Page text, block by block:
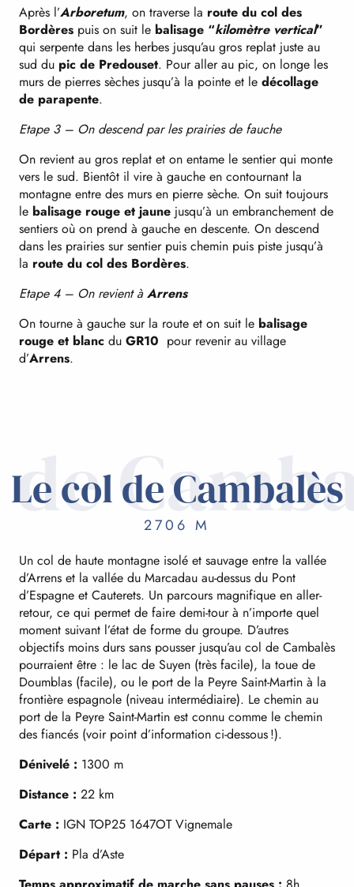
Après l’Arboretum, on traverse la route du col des
Bordères puis on suit le balisage “kilomètre vertical”
qui serpente dans les herbes jusqu’au gros replat juste au
sud du pic de Predouset. Pour aller au pic, on longe les
murs de pierres sèches jusqu’à la pointe et le décollage
de parapente.
Etape 3 – On descend par les prairies de fauche
On revient au gros replat et on entame le sentier qui monte
vers le sud. Bientôt il vire à gauche en contournant la
montagne entre des murs en pierre sèche. On suit toujours
le balisage rouge et jaune jusqu’à un embranchement de
sentiers où on prend à gauche en descente. On descend
dans les prairies sur sentier puis chemin puis piste jusqu’à
la route du col des Bordères.
Etape 4 – On revient àArrens
On tourne à gauche sur la route et on suit le balisage
rouge et blanc du GR10 pour revenir au village
d’Arrens.
Le col de Cambalès
2706 M
Un col de haute montagne isolé et sauvage entre la vallée
d’Arrens et la vallée du Marcadau au-dessus du Pont
d’Espagne et Cauterets. Un parcours magnifique en aller-
retour, ce qui permet de faire demi-tour à n’importe quel
moment suivant l’état de forme du groupe. D’autres
objectifs moins durs sans pousser jusqu’au col de Cambalès
pourraient être : le lac de Suyen (très facile), la toue de
Doumblas (facile), ou le port de la Peyre Saint-Martin à la
frontière espagnole (niveau intermédiaire). Le chemin au
port de la Peyre Saint-Martin est connu comme le chemin
des fiancés (voir point d’information ci-dessous !).
Dénivelé : 1300 m
Distance : 22 km
Carte : IGN TOP25 1647OT Vignemale
Départ : Pla d’Aste